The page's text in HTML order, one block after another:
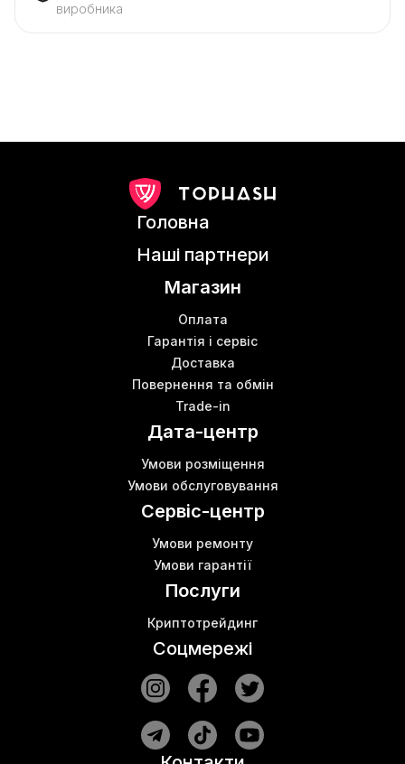
виробника
Головна
Наші партнери
Магазин
Оплата
Гарантія і сервіс
Доставка
Повернення та обмін
Trade-in
Дата-центр
Умови розміщення
Умови обслуговування
Сервіс-центр
Умови ремонту
Умови гарантії
Послуги
Криптотрейдинг
Соцмережі